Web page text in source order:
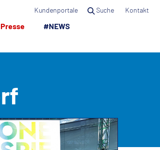
Presse #NEWS
Kundenportale Suche Kontakt